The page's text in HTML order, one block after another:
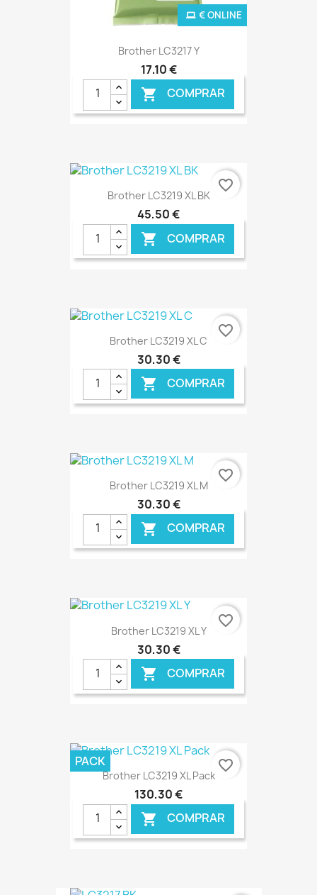
Brother LC3217 Y
17,10 €
 COMPRAR
€ ONLINE
Brother LC3219 XL BK
45,50 €
 COMPRAR
€ ONLINE
favorite_border
Brother LC3219 XL C
30,30 €
 COMPRAR
€ ONLINE
favorite_border
Brother LC3219 XL M
30,30 €
 COMPRAR
€ ONLINE
favorite_border
Brother LC3219 XL Y
30,30 €
 COMPRAR
€ ONLINE
favorite_border
Brother LC3219 XL Pack
130,30 €
 COMPRAR
PACK favorite_border